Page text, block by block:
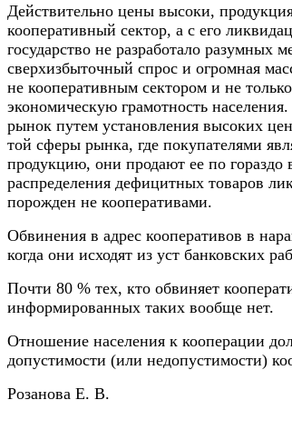
Действительно цены высоки,
кооперативный сектор, а с его
государство не разработало разумных
сверхизбыточный спрос и огромная
не кооперативным сектором и не
экономическую грамотность
рынок путем установления высоких
той сферы рынка, где покупателями
продукцию, они продают ее по
распределения дефицитных товаров
порожден не кооперативами.
Обвинения в адрес кооперативов в
когда они исходят из уст банковских
Почти 80 % тех, кто обвиняет
информированных таких вообще нет.
Отношение населения к кооперации
допустимости (или недопустимости)
Розанова Е. В.